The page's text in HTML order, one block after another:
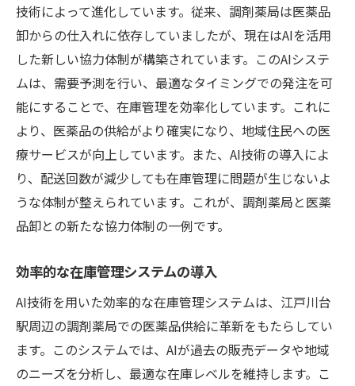
技術によって進化しています。従来、調剤薬局は医薬品
卸からの仕入れに依存していましたが、現在はAIを活用
した新しい協力体制が構築されています。このAIシステ
ムは、需要予測を行い、最適なタイミングでの発注を可
能にすることで、在庫管理を効率化しています。これに
より、医薬品の供給がより確実になり、地域住民への医
療サービスが向上しています。また、AI技術の導入によ
り、配送回数が減少しても在庫管理に問題が生じないよ
うな体制が整えられています。これが、調剤薬局と医薬
品卸との新たな協力体制の一例です。
効率的な在庫管理システムの導入
AI技術を用いた効率的な在庫管理システムは、江戸川台
駅周辺の調剤薬局での医薬品供給に革新をもたらしてい
ます。このシステムでは、AIが過去の販売データや地域
のニーズを分析し、最適な在庫レベルを維持します。こ